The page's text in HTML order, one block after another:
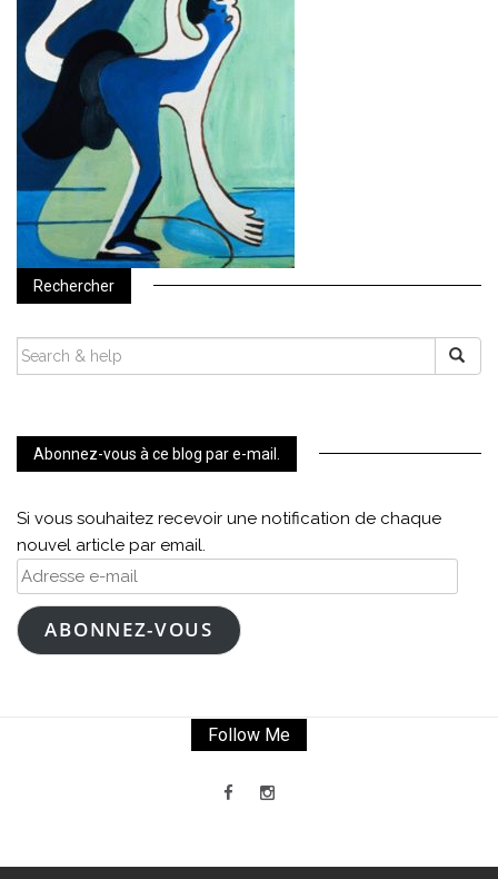
Rechercher
SEARCH
FOR:
Abonnez-vous à ce blog par e-mail.
Si vous souhaitez recevoir une notification de chaque
nouvel article par email.
Adresse
e-
mailABONNEZ-VOUS
Follow Me